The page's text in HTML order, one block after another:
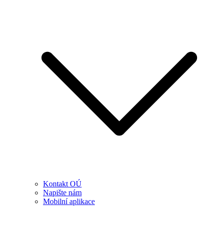
Kontakt OÚ
Napište nám
Mobilní aplikace